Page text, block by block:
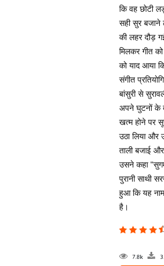
कि वह छोटी
सही सुर बजाने
की लहर दौड़
मिलकर गीत
को याद आया
संगीत
बांसुरी से
अपने घुटनों के
खत्म होने पर
उठा लिया और
ताली बजाई
उसने कहा
पुरानी साथी
हुआ कि यह
है।
7.8k